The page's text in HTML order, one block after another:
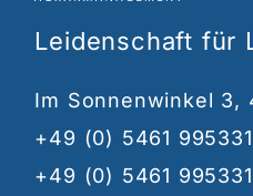
Leidenschaft für
Im Sonnenwinkel 3,
+49 (0) 5461
+49 (0) 5461